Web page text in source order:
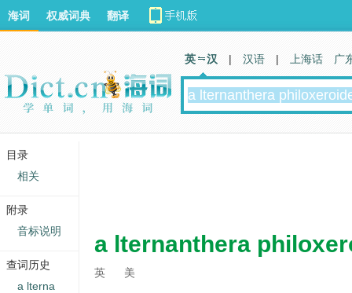
a lternanthera
英 美
海词 权威词典 翻译
英 汉 | 汉语 | 上海话 广
目录
相关
附录
音标说明
查词历史
a lterna